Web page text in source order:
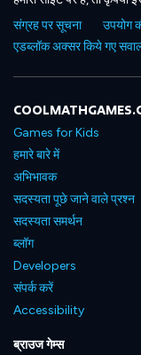
संग्रह पर सूचना
उपयोग
एडब्लॉक अक्सर किये गए
Games for Kids
हमारे बारे में
अभिभावक
सदस्यता पूछे जाने वाले प्रश्न
सदस्यता समर्थन
ब्लॉग
Developers
संपर्क करें
Accessibility
ब्राउज गेम्स